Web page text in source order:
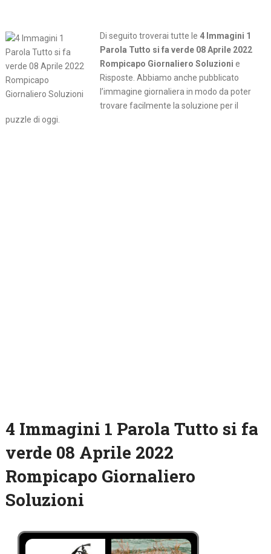
Di seguito troverai tutte le 4 Immagini 1
Parola Tutto si fa verde 08 Aprile 2022
Rompicapo Giornaliero Soluzioni e
Risposte. Abbiamo anche pubblicato
l’immagine giornaliera in modo da poter
trovare facilmente la soluzione per il
puzzle di oggi.
4 Immagini 1 Parola Tutto si fa
verde 08 Aprile 2022
Rompicapo Giornaliero
Soluzioni